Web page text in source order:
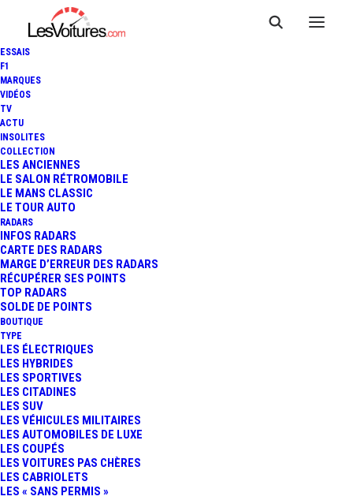
ESSAIS
F1
MARQUES
VIDÉOS
TV
ACTU
INSOLITES
COLLECTION
LES ANCIENNES
LE SALON RÉTROMOBILE
LE MANS CLASSIC
LE TOUR AUTO
RADARS
INFOS RADARS
CARTE DES RADARS
MARGE D’ERREUR DES RADARS
RÉCUPÉRER SES POINTS
TOP RADARS
SOLDE DE POINTS
BOUTIQUE
TYPE
LES ÉLECTRIQUES
LES HYBRIDES
LES SPORTIVES
LES CITADINES
LES SUV
LES VÉHICULES MILITAIRES
LES AUTOMOBILES DE LUXE
LES COUPÉS
LES VOITURES PAS CHÈRES
LES CABRIOLETS
LES « SANS PERMIS »
CONCEPT : POUR LES
MÉGALOPOLES CHINOISES
4 Minutes